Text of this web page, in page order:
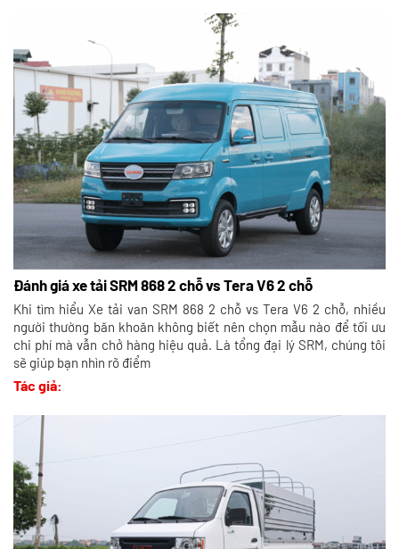
Đánh giá xe tải SRM 868 2 chỗ vs Tera V6 2 chỗ
Khi tìm hiểu Xe tải van SRM 868 2 chỗ vs Tera V6 2 chỗ, nhiều
người thường băn khoăn không biết nên chọn mẫu nào để tối ưu
chi phí mà vẫn chở hàng hiệu quả. Là tổng đại lý SRM, chúng tôi
sẽ giúp bạn nhìn rõ điểm
Tác giả: